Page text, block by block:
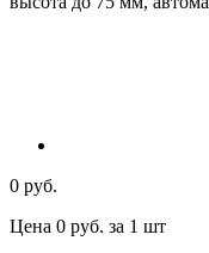
0 руб.
Цена 0 руб. за 1 шт